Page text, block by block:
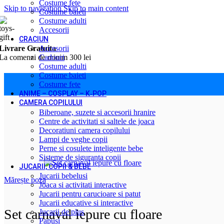
Skip to navigationSkip to main content
Gratuita
comenzi de minim 300 lei
Costume fete
Costume baieti
Costume adulti
Accesorii
CRACIUN
Accesorii
Cadouri
Costume adulti
Costume baieti
Costume fete
ANIME – COSPLAY – K‑POP
CAMERA COPILULUI
Biberoane, suzete si accesorii hranire
Centre de activitati si saltele de joaca
Decoratiuni camera copilului
Lampi de veghe copii
Perne si cosulete inteligente bebe
Sisteme de siguranta copii
JUCARII, COPII & BEBE
Jucarii bebelusi
Joaca si activitati interactive
Jucarii pentru carucioare si patut
Jucarii educative si interactive
Jucarii de plus
Papusi
Prima pagină/ Jucarii, Copii & Bebe
Mărește poza
Set carnaval iepure cu floare